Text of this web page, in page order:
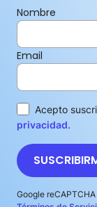
Nombre
Email
Acepto
privacidad.
Google